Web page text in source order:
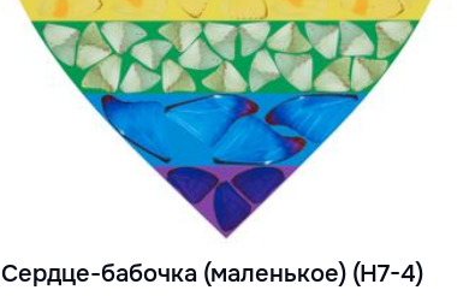
Сердце-бабочка (маленькое) (H7-4)